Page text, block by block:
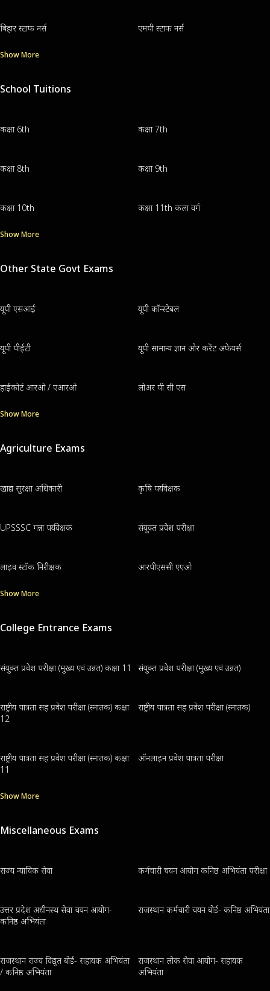
बिहार स्टाफ नर्स एमपी स्टाफ नर्स
Show More
School Tuitions
कक्षा 6th कक्षा 7th
कक्षा 8th कक्षा 9th
कक्षा 10th कक्षा 11th कला वर्ग
Show More
Other State Govt Exams
यूपी एसआई यूपी कॉन्स्टेबल
यूपी पीईटी यूपी सामान्य ज्ञान और करेंट अफेयर्स
हाईकोर्ट आरओ / एआरओ लोअर पी सी एस
Show More
Agriculture Exams
खाद्य सुरक्षा अधिकारी कृषि पर्यवेक्षक
UPSSSC गन्ना पर्यवेक्षक संयुक्त प्रवेश परीक्षा
लाइव स्टॉक निरीक्षक आरपीएससी एएओ
Show More
College Entrance Exams
संयुक्त प्रवेश परीक्षा (मुख्य एवं उन्नत) कक्षा 11 संयुक्त प्रवेश परीक्षा (मुख्य एवं उन्नत)
राष्ट्रीय पात्रता सह प्रवेश परीक्षा (स्नातक) कक्षा
12
राष्ट्रीय पात्रता सह प्रवेश परीक्षा (स्नातक)
राष्ट्रीय पात्रता सह प्रवेश परीक्षा (स्नातक) कक्षा
11
ऑनलाइन प्रवेश पात्रता परीक्षा
Show More
Miscellaneous Exams
राज्य न्यायिक सेवा कर्मचारी चयन आयोग कनिष्ठ अभियंता परीक्षा
उत्तर प्रदेश अधीनस्थ सेवा चयन आयोग-
कनिष्ठ अभियंता
राजस्थान कर्मचारी चयन बोर्ड- कनिष्ठ अभियंता
राजस्थान राज्य विद्युत बोर्ड- सहायक अभियंता
/ कनिष्ठ अभियंता
राजस्थान लोक सेवा आयोग- सहायक
अभियंता